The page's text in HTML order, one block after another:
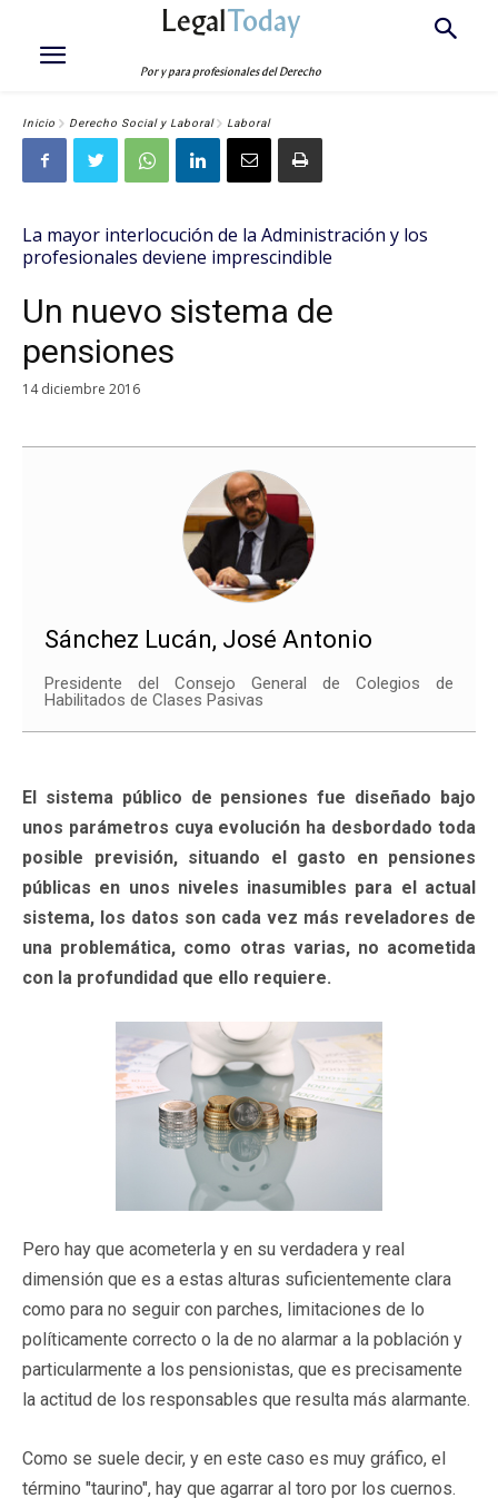
LegalToday
Por y para profesionales del Derecho
Inicio Derecho Social y Laboral Laboral
La mayor interlocución de la Administración y los
profesionales deviene imprescindible
Un nuevo sistema de
pensiones
14 diciembre 2016
Sánchez Lucán, José Antonio
Presidente del Consejo General de Colegios de
Habilitados de Clases Pasivas
El sistema público de pensiones fue diseñado bajo
unos parámetros cuya evolución ha desbordado toda
posible previsión, situando el gasto en pensiones
públicas en unos niveles inasumibles para el actual
sistema, los datos son cada vez más reveladores de
una problemática, como otras varias, no acometida
con la profundidad que ello requiere.
Pero hay que acometerla y en su verdadera y real
dimensión que es a estas alturas suficientemente clara
como para no seguir con parches, limitaciones de lo
políticamente correcto o la de no alarmar a la población y
particularmente a los pensionistas, que es precisamente
la actitud de los responsables que resulta más alarmante.
Como se suele decir, y en este caso es muy gráfico, el
término "taurino", hay que agarrar al toro por los cuernos.